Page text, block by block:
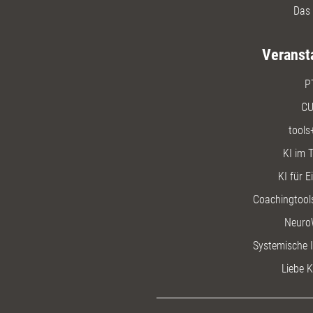
KI im
KI für
Systemische
Liebe